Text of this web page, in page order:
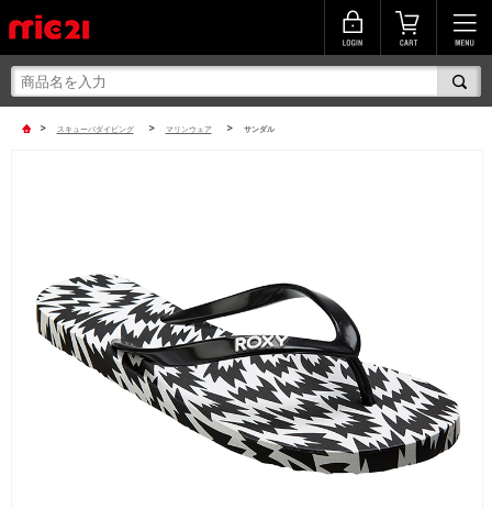
> スキューバダイビング > マリンウェア > サンダル